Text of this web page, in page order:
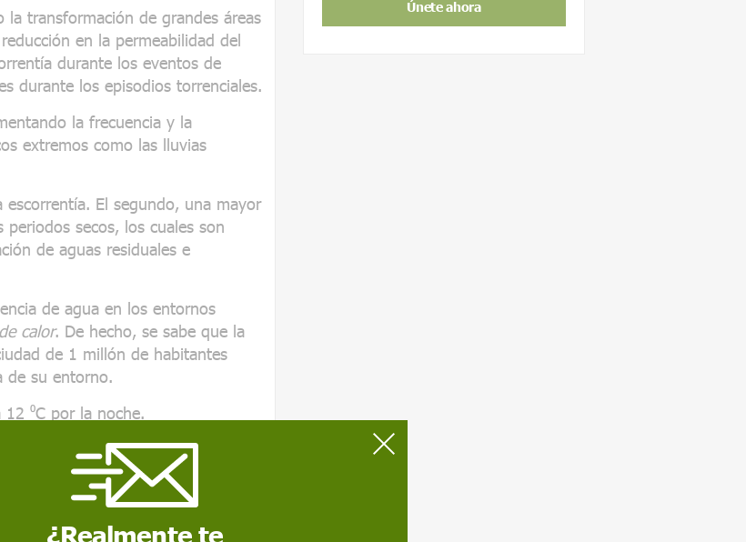
la transformación de grandes áreas
en la permeabilidad del
durante los eventos de
durante los episodios torrenciales.
la frecuencia y la
extremos como las lluvias
El segundo, una mayor
secos, los cuales son
de aguas residuales e
de agua en los entornos
calor. De hecho, se sabe que la
de 1 millón de habitantes
de su entorno.
⁰C por la noche.
¿Realmente te